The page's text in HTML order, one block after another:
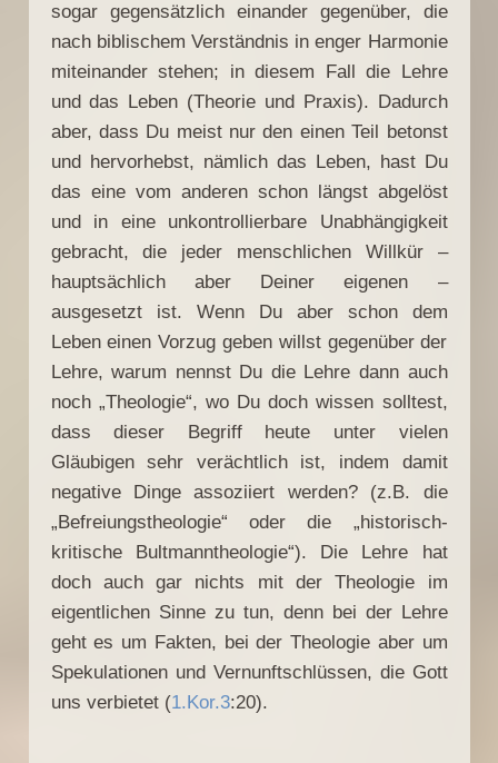
sogar gegensätzlich einander gegenüber, die
nach biblischem Verständnis in enger Harmonie
miteinander stehen; in diesem Fall die Lehre
und das Leben (Theorie und Praxis). Dadurch
aber, dass Du meist nur den einen Teil betonst
und hervorhebst, nämlich das Leben, hast Du
das eine vom anderen schon längst abgelöst
und in eine unkontrollierbare Unabhängigkeit
gebracht, die jeder menschlichen Willkür –
hauptsächlich aber Deiner eigenen –
ausgesetzt ist. Wenn Du aber schon dem
Leben einen Vorzug geben willst gegenüber der
Lehre, warum nennst Du die Lehre dann auch
noch „Theologie“, wo Du doch wissen solltest,
dass dieser Begriff heute unter vielen
Gläubigen sehr verächtlich ist, indem damit
negative Dinge assoziiert werden? (z.B. die
„Befreiungstheologie“ oder die „historisch-
kritische Bultmanntheologie“). Die Lehre hat
doch auch gar nichts mit der Theologie im
eigentlichen Sinne zu tun, denn bei der Lehre
geht es um Fakten, bei der Theologie aber um
Spekulationen und Vernunftschlüssen, die Gott
uns verbietet (1.Kor.3:20).